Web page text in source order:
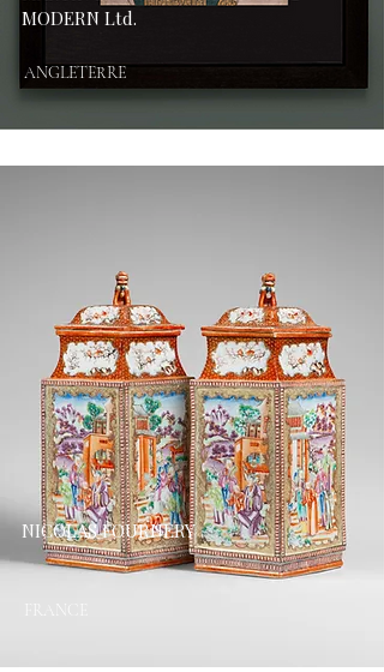
MODERN Ltd.
ANGLETERRE
NICOLAS FOURNERY
FRANCE